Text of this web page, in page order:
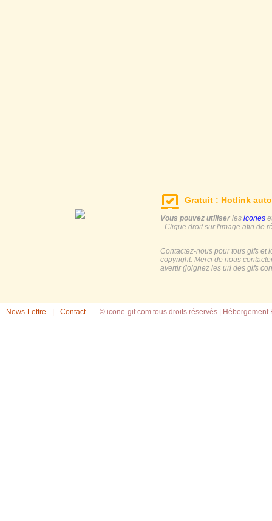
Gratuit : Hotlink
Vous pouvez utiliser les icones
- Clique droit sur l'image afin de
Contactez-nous pour tous gifs et
copyright. Merci de nous
avertir (joignez les url des gifs
News-Lettre Contact © icone-gif.com tous droits réservés | Hébergement